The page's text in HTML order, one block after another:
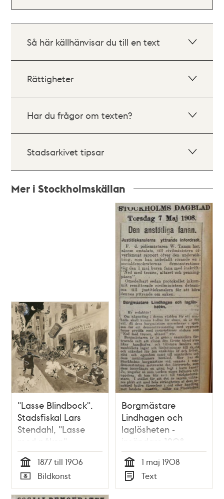
Så här källhänvisar du till en text
Rättigheter
Har du frågor om texten?
Stadsarkivet tipsar
Mer i Stockholmskällan
"Lasse Blindbock".
Stadsfiskal Lars
Stendahl, "Lasse
med påken"
Tid
1877 till 1906
Typ
Bildkonst
Borgmästare
Lindhagen och
laglösheten -
insändare 1908
Tid
1 maj 1908
Typ
Text